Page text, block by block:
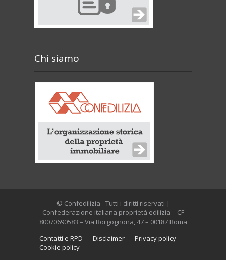
Chi siamo
© Confedilizia - Tutti i diritti riservati |
Confederazione italiana proprietà edilizia – CF
80070690583 – Via Borgognona, 47 – 00187 Roma
Contatti e RPD
Disclaimer
Privacy policy
Cookie policy